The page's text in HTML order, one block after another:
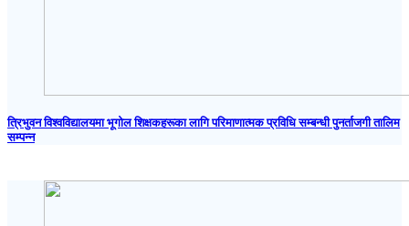
त्रिभुवन विश्वविद्यालयमा भूगोल शिक्षकहरूका लागि परिमाणात्मक प्रविधि सम्बन्धी पुनर्ताजगी तालिम
सम्पन्न